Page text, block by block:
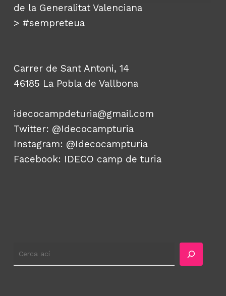
de la Generalitat Valenciana
> #sempreteua
Carrer de Sant Antoni, 14
46185 La Pobla de Vallbona
idecocampdeturia@gmail.com
Twitter: @Idecocampturia
Instagram: @Idecocampturia
Facebook: IDECO camp de turia
Cercador